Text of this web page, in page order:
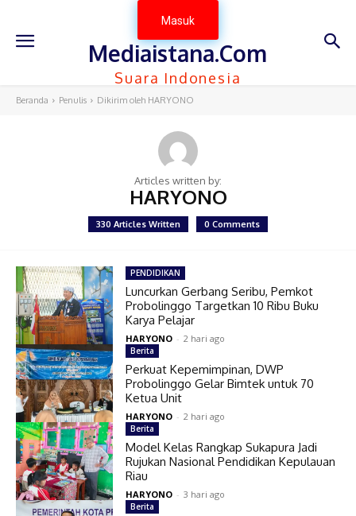
Masuk
Mediaistana.Com
Suara Indonesia
Beranda Penulis Dikirim oleh HARYONO
Articles written by:
HARYONO
330 Articles Written 0 Comments
PENDIDIKAN
Luncurkan Gerbang Seribu, Pemkot
Probolinggo Targetkan 10 Ribu Buku
Karya Pelajar
HARYONO - 2 hari ago
Berita
Perkuat Kepemimpinan, DWP
Probolinggo Gelar Bimtek untuk 70
Ketua Unit
HARYONO - 2 hari ago
Berita
Model Kelas Rangkap Sukapura Jadi
Rujukan Nasional Pendidikan Kepulauan
Riau
HARYONO - 3 hari ago
Berita